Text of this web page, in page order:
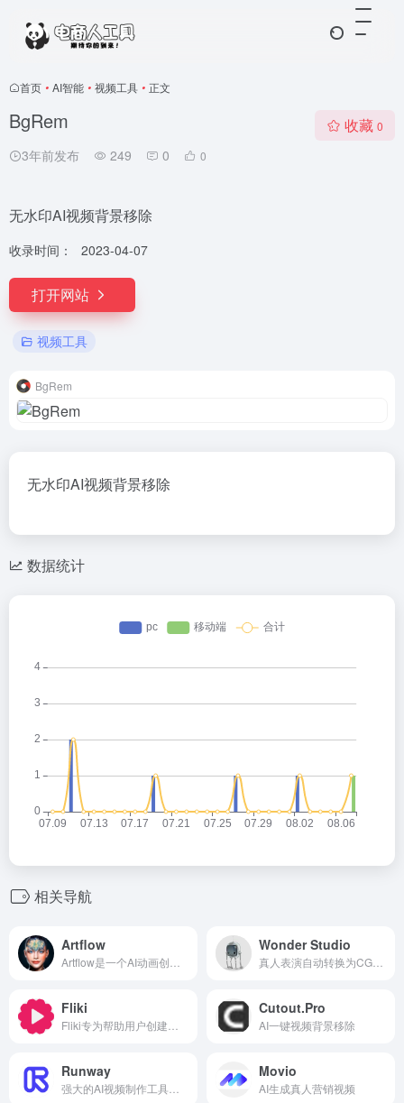
首页 • AI智能 • 视频工具 • 正文
BgRem
3年前发布 249 0 0
收藏 0
无水印AI视频背景移除
收录时间： 2023-04-07
打开网站
视频工具
BgRem
无水印AI视频背景移除
数据统计
相关导航
Artflow Wonder Studio
Fliki Cutout.Pro
AI一键视频背景移除
Runway Movio
AI生成真人营销视频